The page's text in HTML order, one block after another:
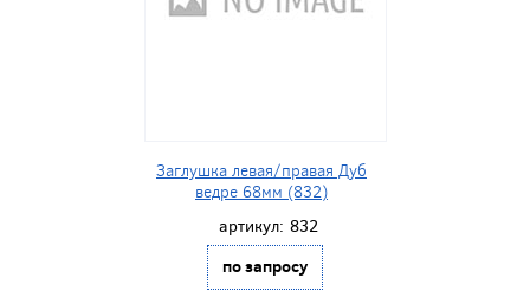
Заглушка левая/правая Дуб
ведре 68мм (832)
артикул: 832
по запросу